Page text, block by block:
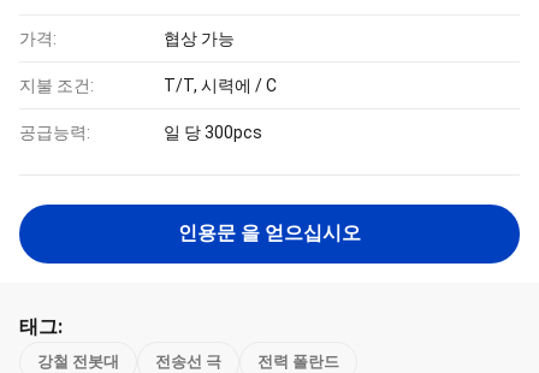
가격: 협상 가능
지불 조건: T/T, 시력에 / C
공급능력: 일 당 300pcs
인용문 을 얻으십시오
태그:
강철 전봇대 전송선 극 전력 폴란드